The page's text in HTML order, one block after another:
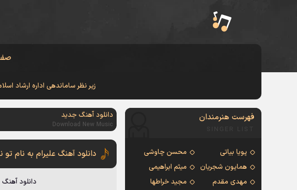
زیر نظر ساماندهی اداره ارشاد
دانلود آهنگ جدید
Download New Music
دانلود آهنگ علیرام به نام تو
دانلود
فهرست هنرمندان
پویا بیاتی
محسن چاوشی
همایون شجریان
میثم ابراهیمی
مهدی مقدم
مجید خراطها